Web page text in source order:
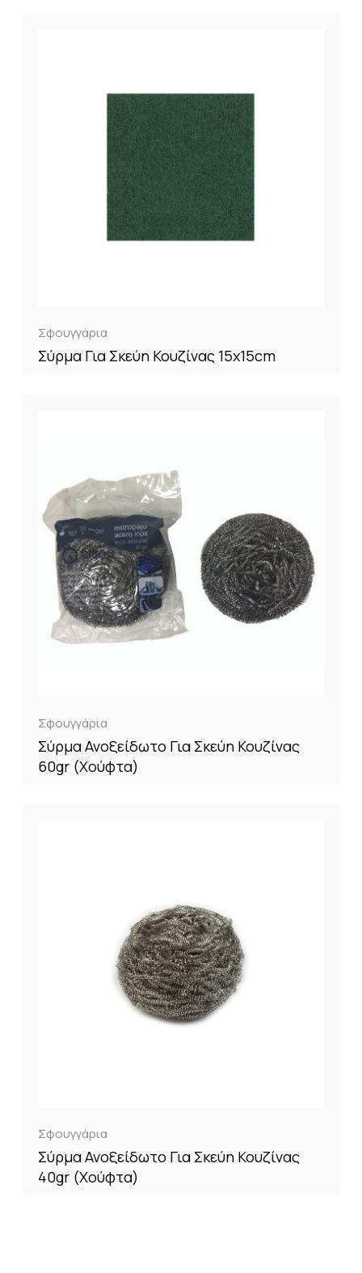
Σφουγγάρια
Σύρμα Για Σκεύη Κουζίνας 15x15cm
Σφουγγάρια
Σύρμα Ανοξείδωτο Για Σκεύη Κουζίνας
60gr (Χούφτα)
Σφουγγάρια
Σύρμα Ανοξείδωτο Για Σκεύη Κουζίνας
40gr (Χούφτα)